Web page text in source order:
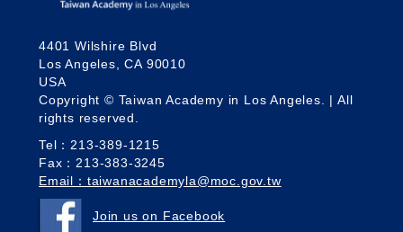
4401 Wilshire Blvd
Los Angeles, CA 90010
USA
Copyright © Taiwan Academy in Los Angeles. | All
rights reserved.
Tel：213-389-1215
Fax：213-383-3245
Email：taiwanacademyla@moc.gov.tw
Join us on Facebook